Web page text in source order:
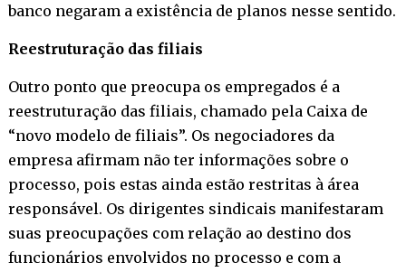
banco negaram a existência de planos nesse sentido.
Reestruturação das filiais
Outro ponto que preocupa os empregados é a
reestruturação das filiais, chamado pela Caixa de
“novo modelo de filiais”. Os negociadores da
empresa afirmam não ter informações sobre o
processo, pois estas ainda estão restritas à área
responsável. Os dirigentes sindicais manifestaram
suas preocupações com relação ao destino dos
funcionários envolvidos no processo e com a